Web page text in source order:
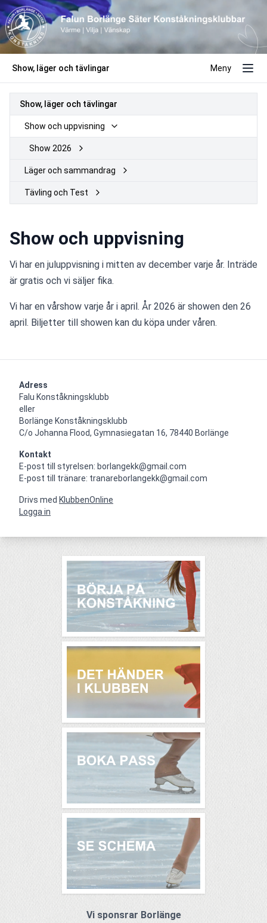
Show, läger och tävlingar Meny
Show, läger och tävlingar
Show och uppvisning
Show 2026
Läger och sammandrag
Tävling och Test
Show och uppvisning
Vi har en juluppvisning i mitten av december varje år. Inträde
är gratis och vi säljer fika.
Vi har en vårshow varje år i april. År 2026 är showen den 26
april. Biljetter till showen kan du köpa under våren.
Adress
Falu Konståkningsklubb
eller
Borlänge Konståkningsklubb
C/o Johanna Flood, Gymnasiegatan 16, 78440 Borlänge
Kontakt
E-post till styrelsen: borlangekk@gmail.com
E-post till tränare: tranareborlangekk@gmail.com
Drivs med KlubbenOnline
Logga in
Vi sponsrar Borlänge